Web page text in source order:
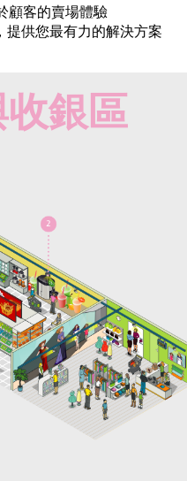
顧客的賣場體驗
提供您最有力的解決方案
銀區